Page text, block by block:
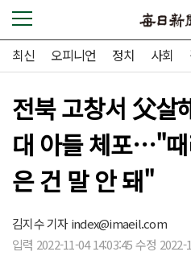
최신 오피니언 정치 사회
전북 고창서 父살
대 아들 체포…"
은 건 말 안 돼"
김지수 기자index@imaeil.com
입력 2022-11-04 14:03:45 수정 2022-